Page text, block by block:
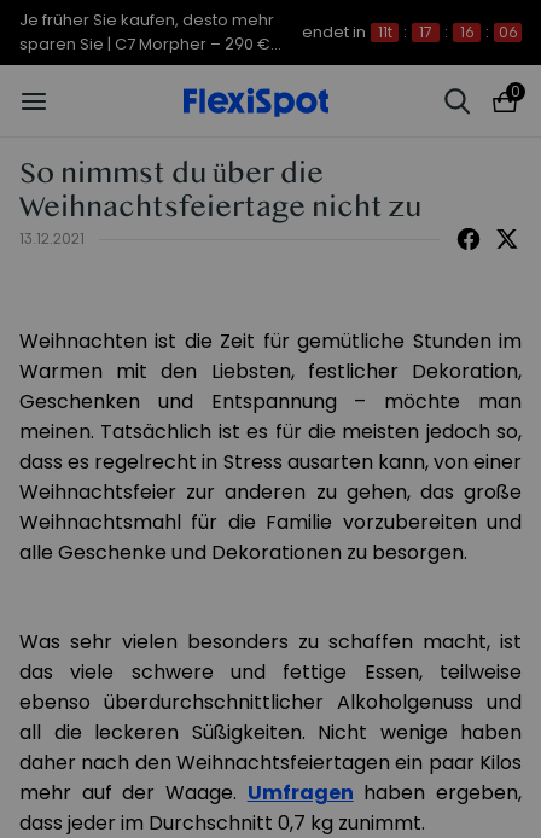
Je früher Sie kaufen, desto mehr
sparen Sie | C7 Morpher – 290 €
Rabatt
endet in 11t : 17 : 16 : 05
0
So nimmst du über die
Weihnachtsfeiertage nicht zu
13.12.2021
Weihnachten ist die Zeit für gemütliche Stunden im
Warmen mit den Liebsten, festlicher Dekoration,
Geschenken und Entspannung – möchte man
meinen. Tatsächlich ist es für die meisten jedoch so,
dass es regelrecht in Stress ausarten kann, von einer
Weihnachtsfeier zur anderen zu gehen, das große
Weihnachtsmahl für die Familie vorzubereiten und
alle Geschenke und Dekorationen zu besorgen.
Was sehr vielen besonders zu schaffen macht, ist
das viele schwere und fettige Essen, teilweise
ebenso überdurchschnittlicher Alkoholgenuss und
all die leckeren Süßigkeiten. Nicht wenige haben
daher nach den Weihnachtsfeiertagen ein paar Kilos
mehr auf der Waage. Umfragen haben ergeben,
dass jeder im Durchschnitt 0,7 kg zunimmt.